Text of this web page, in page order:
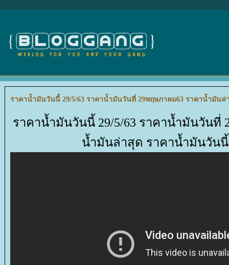
ราคาน้ำมันวันนี้ 29/5/63 ราคาน้ำมันวันที่ 29พฤษภาคม63 ราคาน้ำมันล่
ราคาน้ำมันวันนี้ 29/5/63 ราคาน้ำมันวันที่
น้ำมันล่าสุด ราคาน้ำมันวันนี้